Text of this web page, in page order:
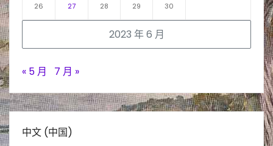
2023 年 6 月
26 27 28 29 30
« 5 月 7 月 »
中文 (中国)